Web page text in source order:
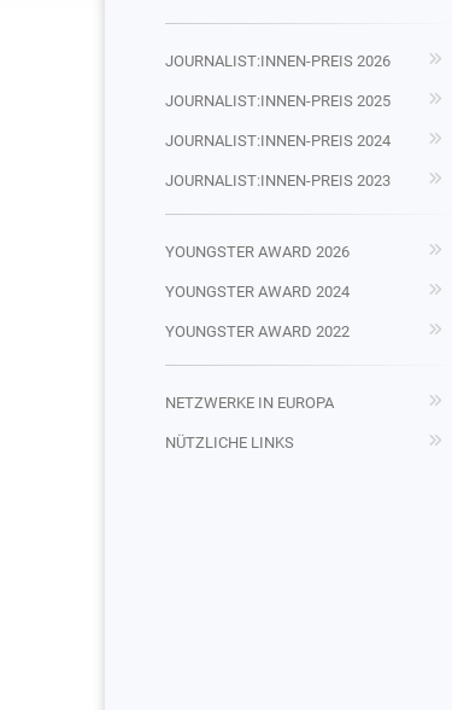
JOURNALIST:INNEN-PREIS 2026
JOURNALIST:INNEN-PREIS 2025
JOURNALIST:INNEN-PREIS 2024
JOURNALIST:INNEN-PREIS 2023
YOUNGSTER AWARD 2026
YOUNGSTER AWARD 2024
YOUNGSTER AWARD 2022
NETZWERKE IN EUROPA
NÜTZLICHE LINKS